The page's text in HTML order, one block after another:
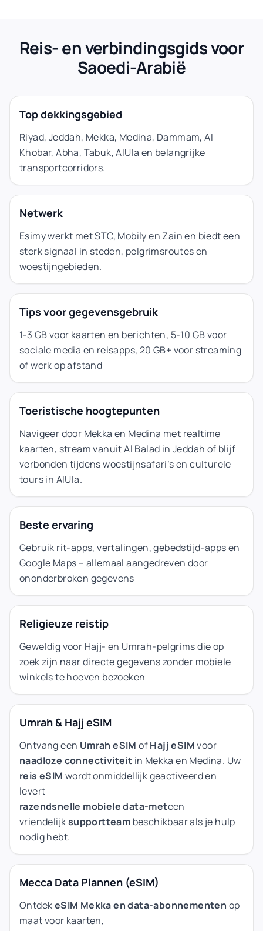
Reis- en verbindingsgids voor
Saoedi-Arabië
Top dekkingsgebied
Riyad, Jeddah, Mekka, Medina, Dammam, Al
Khobar, Abha, Tabuk, AlUla en belangrijke
transportcorridors.
Netwerk
Esimy werkt met STC, Mobily en Zain en biedt een
sterk signaal in steden, pelgrimsroutes en
woestijngebieden.
Tips voor gegevensgebruik
1-3 GB voor kaarten en berichten, 5-10 GB voor
sociale media en reisapps, 20 GB+ voor streaming
of werk op afstand
Toeristische hoogtepunten
Navigeer door Mekka en Medina met realtime
kaarten, stream vanuit Al Balad in Jeddah of blijf
verbonden tijdens woestijnsafari’s en culturele
tours in AlUla.
Beste ervaring
Gebruik rit-apps, vertalingen, gebedstijd-apps en
Google Maps – allemaal aangedreven door
ononderbroken gegevens
Religieuze reistip
Geweldig voor Hajj- en Umrah-pelgrims die op
zoek zijn naar directe gegevens zonder mobiele
winkels te hoeven bezoeken
Umrah & Hajj eSIM
Ontvang een Umrah eSIM ofHajj eSIMvoor
naadloze connectiviteit in Mekka en Medina. Uw
reis eSIM wordt onmiddellijk geactiveerd en
levert
razendsnelle mobiele data-meteen
vriendelijksupportteam beschikbaar als je hulp
nodig hebt.
Mecca Data Plannen (eSIM)
OntdekeSIM Mekka en data-abonnementen op
maat voor kaarten,